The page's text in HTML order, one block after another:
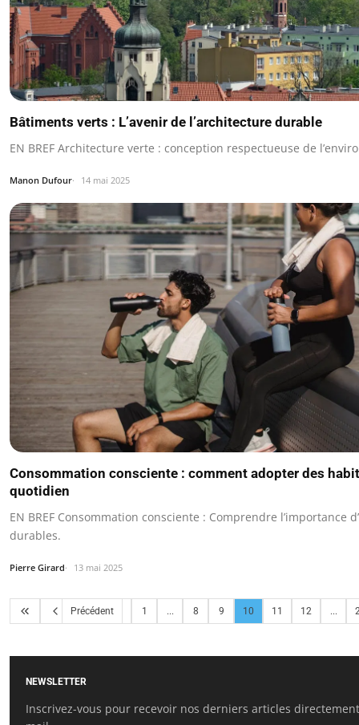
Bâtiments verts : L’avenir de l’architecture durable
EN BREF Architecture verte : conception respectueuse de
Manon Dufour 14 mai 2025
Consommation consciente : comment adopter des
quotidien
EN BREF Consommation consciente : Comprendre l’importance
durables.
Pierre Girard 13 mai 2025
Précédent 1 ... 8 9 10 11 12 ...
NEWSLETTER
Inscrivez-vous pour recevoir nos derniers articles